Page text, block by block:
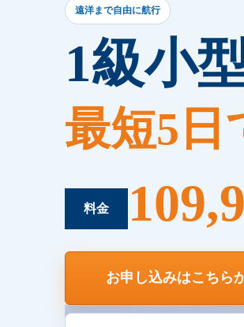
遠洋まで自由に航行
1級小
最短5日
料金
お申し込みはこちら